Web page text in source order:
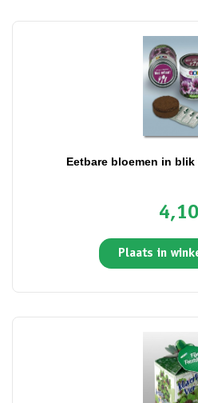
Eetbare bloemen in
4,10
Plaats in